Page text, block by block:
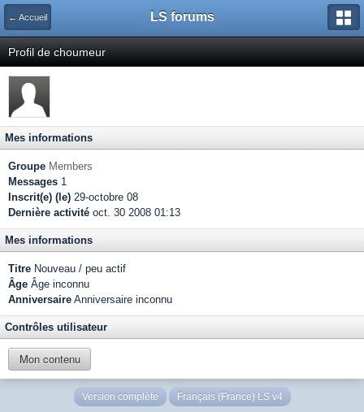
← Accueil LS forums
Profil de choumeur
Mes informations
Groupe Members
Messages 1
Inscrit(e) (le) 29-octobre 08
Dernière activité oct. 30 2008 01:13
Mes informations
Titre Nouveau / peu actif
Âge Âge inconnu
Anniversaire Anniversaire inconnu
Contrôles utilisateur
Mon contenu
Version complète Français (France) LS v4